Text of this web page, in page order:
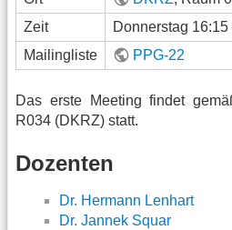
Zeit
Donnerstag 16:15
Mailingliste
PPG-22
Das erste Meeting findet
R034 (DKRZ) statt.
Dozenten
Dr. Hermann Lenhart
Dr. Jannek Squar